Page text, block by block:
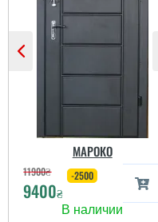
чекати не потрібно було
непогані.
Двері недорогі та мають
два контури ущільнення,
МАРОКО
11900₴
9400₴
-2500